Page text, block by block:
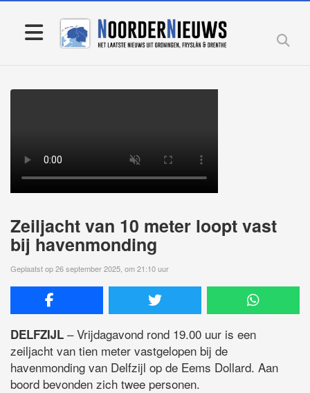
Zeiljacht van 10 meter loopt vast
bij havenmonding
Geplaatst op 26 september 2025, om 21:10 uur
DELFZIJL – Vrijdagavond rond 19.00 uur is een
zeiljacht van tien meter vastgelopen bij de
havenmonding van Delfzijl op de Eems Dollard. Aan
boord bevonden zich twee personen.